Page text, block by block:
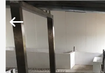
家
2019
2026
Shanghai
Gofun
Machinery
Ltd..
Reserved.